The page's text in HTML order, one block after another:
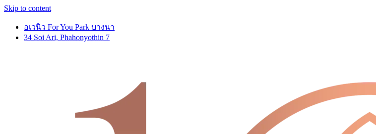
Skip to content
อเวนิว For You Park บางนา
34 Soi Ari, Phahonyothin 7